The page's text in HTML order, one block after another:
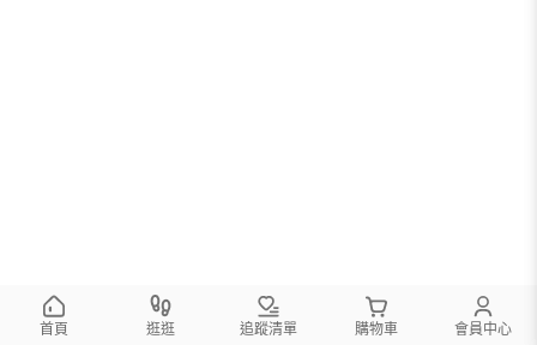
首頁 逛逛 追蹤清單 購物車 會員中心